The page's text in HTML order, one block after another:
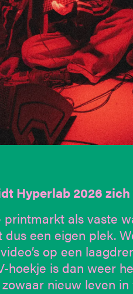
Hyperlab 2026
printmarkt als vaste
een eigen plek.
op een
hoekje is dan weer
nieuw leven